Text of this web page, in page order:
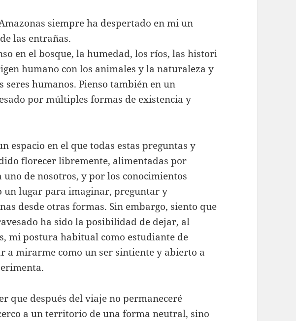
siempre ha despertado en mi un
las entrañas.
en el bosque, la humedad, los ríos, las histori
humano con los animales y la naturaleza y
seres humanos. Pienso también en un
por múltiples formas de existencia y
espacio en el que todas estas preguntas y
florecer libremente, alimentadas por
de nosotros, y por los conocimientos
un lugar para imaginar, preguntar y
desde otras formas. Sin embargo, siento que
ha sido la posibilidad de dejar, al
mi postura habitual como estudiante de
a mirarme como un ser sintiente y abierto a
que después del viaje no permaneceré
a un territorio de una forma neutral, sino